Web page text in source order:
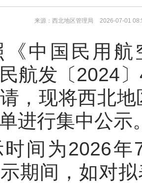
来源：西北地区管理局 2026-07-01
《中国民用
航发〔 2024 〕
，现将西北地
进行集中公示
间为2026年
期间，如对